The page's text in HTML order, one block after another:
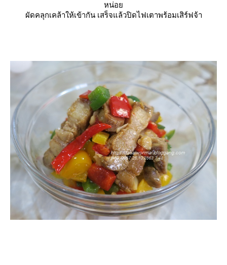
หน่อ
ผัดคลุกเคล้าให้เข้ากัน เสร็จแล้วปิดไฟเตาพร้อมเสิร์ฟจ้า